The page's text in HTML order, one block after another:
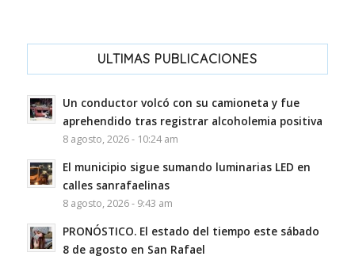
ULTIMAS PUBLICACIONES
Un conductor volcó con su camioneta y fue
aprehendido tras registrar alcoholemia positiva
8 agosto, 2026 - 10:24 am
El municipio sigue sumando luminarias LED en
calles sanrafaelinas
8 agosto, 2026 - 9:43 am
PRONÓSTICO. El estado del tiempo este sábado
8 de agosto en San Rafael